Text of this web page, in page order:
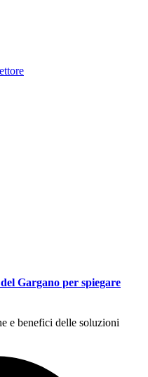
Gargano per spiegare
e benefici delle soluzioni